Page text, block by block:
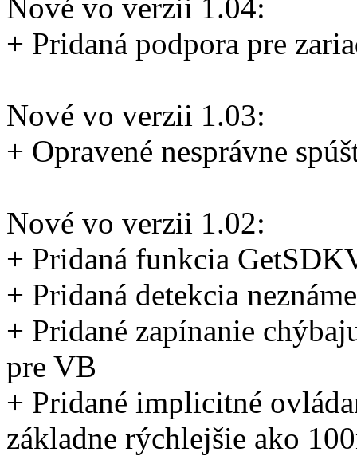
Nové vo verzii 1.04:
+ Pridaná podpora pre
Nové vo verzii 1.03:
+ Opravené nesprávne
Nové vo verzii 1.02:
+ Pridaná funkcia
+ Pridaná detekcia
+ Pridané zapínanie
pre VB
+ Pridané implicitné
základne rýchlejšie ako